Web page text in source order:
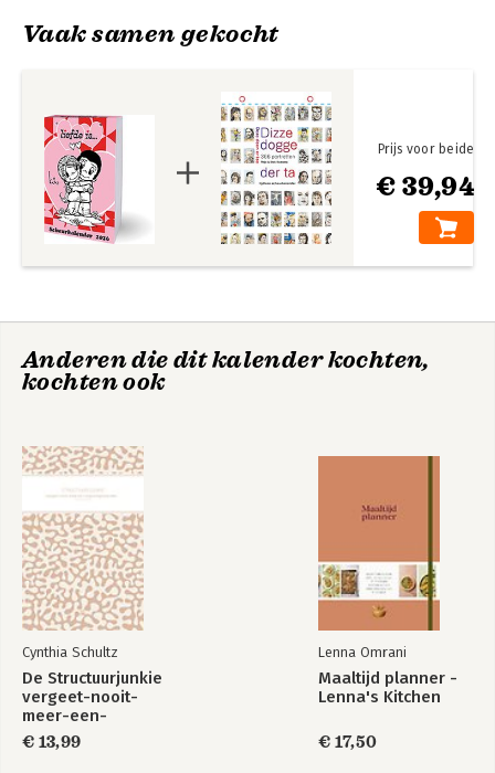
Vaak samen gekocht
€ 39,94
Prijs voor beide
Anderen die dit kalender kochten,
kochten ook
Cynthia Schultz
De Structuurjunkie
vergeet-nooit-
meer-een-
€ 13,99
Lenna Omrani
Maaltijd planner -
Lenna's Kitchen
€ 17,50